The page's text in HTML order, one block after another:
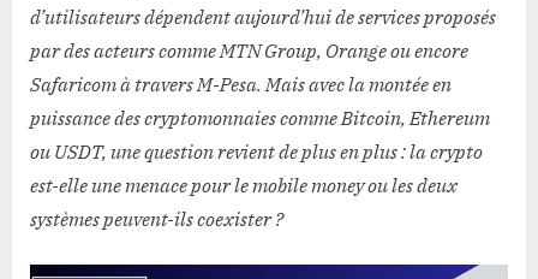
d’utilisateurs dépendent aujourd’hui de services proposés
par des acteurs comme MTN Group, Orangeou encore
Safaricomà travers M-Pesa. Mais avec la montée en
puissance des cryptomonnaies comme Bitcoin, Ethereum
ou USDT, une question revient de plus en plus : la crypto
est-elle une menace pour le mobile money ou les deux
systèmes peuvent-ils coexister ?